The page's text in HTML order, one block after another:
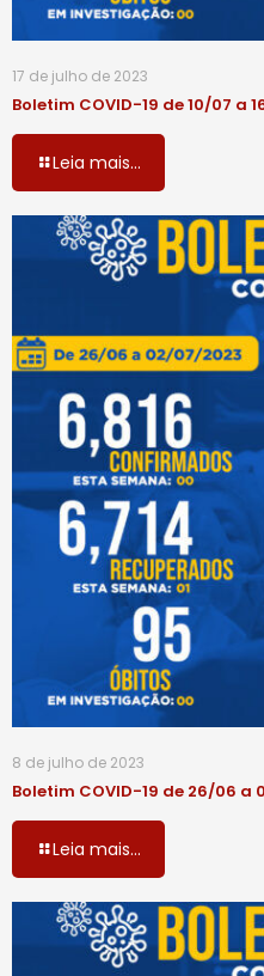
17 de julho de 2023
Boletim COVID-19 de 10/07 a
Leia mais...
8 de julho de 2023
Boletim COVID-19 de 26/06 a
Leia mais...